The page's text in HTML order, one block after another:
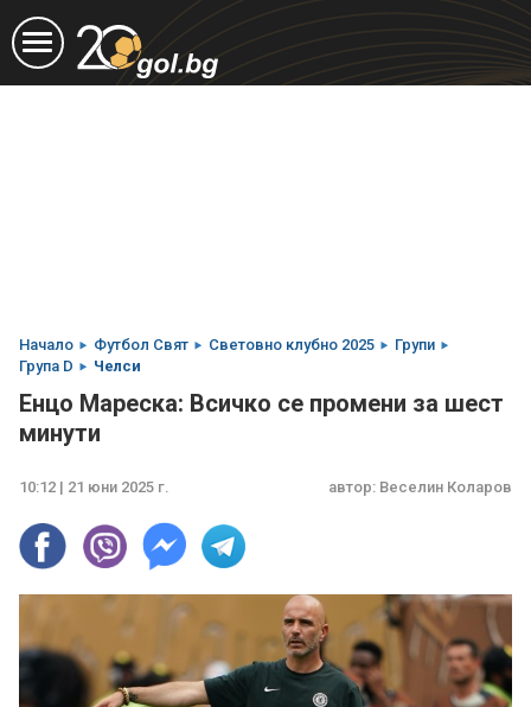
Начало Футбол Свят Световно клубно 2025
Групи
Група D
Челси
Енцо Мареска: Всичко се промени за шест
минути
10:12 | 21 юни 2025 г. автор: Веселин Коларов